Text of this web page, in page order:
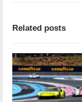
Related posts